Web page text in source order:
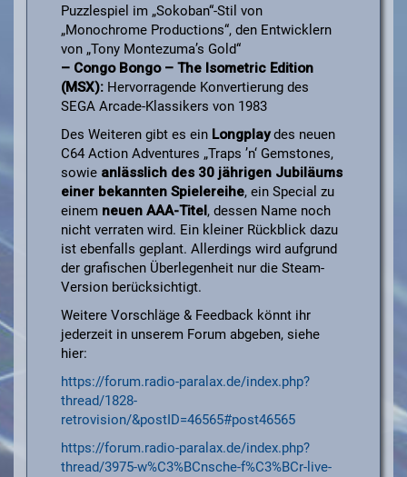
Puzzlespiel im „Sokoban“-Stil von
„Monochrome Productions“, den Entwicklern
von „Tony Montezuma’s Gold“
– Congo Bongo – The Isometric Edition
(MSX):Hervorragende Konvertierung des
SEGA Arcade-Klassikers von 1983
Des Weiteren gibt es ein Longplaydes neuen
C64 Action Adventures „Traps ’n‘ Gemstones,
sowie anlässlich des 30 jährigen Jubiläums
einer bekannten Spielereihe, ein Special zu
einem neuen AAA-Titel , dessen Name noch
nicht verraten wird. Ein kleiner Rückblick dazu
ist ebenfalls geplant. Allerdings wird aufgrund
der grafischen Überlegenheit nur die Steam-
Version berücksichtigt.
Weitere Vorschläge & Feedback könnt ihr
jederzeit in unserem Forum abgeben, siehe
hier:
https://forum.radio-paralax.de/index.php?
thread/1828-
retrovision/&postID=46565#post46565
https://forum.radio-paralax.de/index.php?
thread/3975-w%C3%BCnsche-f%C3%BCr-live-